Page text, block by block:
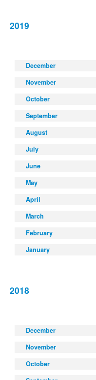
2019
December
November
October
September
August
July
June
May
April
March
February
January
2018
December
November
October